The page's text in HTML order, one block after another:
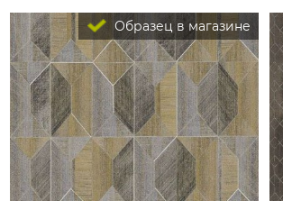
Образец в магазине